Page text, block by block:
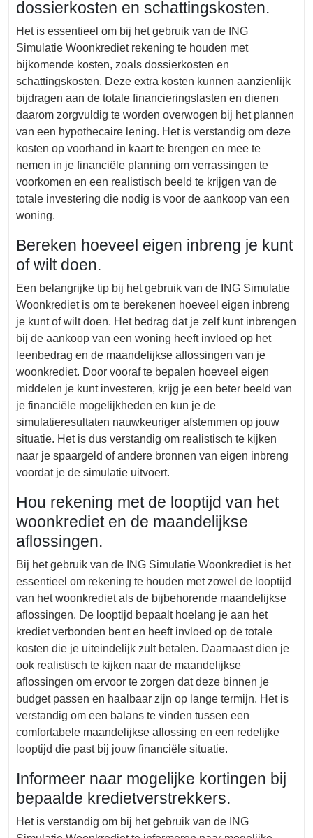
dossierkosten en schattingskosten.
Het is essentieel om bij het gebruik van de ING
Simulatie Woonkrediet rekening te houden met
bijkomende kosten, zoals dossierkosten en
schattingskosten. Deze extra kosten kunnen aanzienlijk
bijdragen aan de totale financieringslasten en dienen
daarom zorgvuldig te worden overwogen bij het plannen
van een hypothecaire lening. Het is verstandig om deze
kosten op voorhand in kaart te brengen en mee te
nemen in je financiële planning om verrassingen te
voorkomen en een realistisch beeld te krijgen van de
totale investering die nodig is voor de aankoop van een
woning.
Bereken hoeveel eigen inbreng je kunt
of wilt doen.
Een belangrijke tip bij het gebruik van de ING Simulatie
Woonkrediet is om te berekenen hoeveel eigen inbreng
je kunt of wilt doen. Het bedrag dat je zelf kunt inbrengen
bij de aankoop van een woning heeft invloed op het
leenbedrag en de maandelijkse aflossingen van je
woonkrediet. Door vooraf te bepalen hoeveel eigen
middelen je kunt investeren, krijg je een beter beeld van
je financiële mogelijkheden en kun je de
simulatieresultaten nauwkeuriger afstemmen op jouw
situatie. Het is dus verstandig om realistisch te kijken
naar je spaargeld of andere bronnen van eigen inbreng
voordat je de simulatie uitvoert.
Hou rekening met de looptijd van het
woonkrediet en de maandelijkse
aflossingen.
Bij het gebruik van de ING Simulatie Woonkrediet is het
essentieel om rekening te houden met zowel de looptijd
van het woonkrediet als de bijbehorende maandelijkse
aflossingen. De looptijd bepaalt hoelang je aan het
krediet verbonden bent en heeft invloed op de totale
kosten die je uiteindelijk zult betalen. Daarnaast dien je
ook realistisch te kijken naar de maandelijkse
aflossingen om ervoor te zorgen dat deze binnen je
budget passen en haalbaar zijn op lange termijn. Het is
verstandig om een balans te vinden tussen een
comfortabele maandelijkse aflossing en een redelijke
looptijd die past bij jouw financiële situatie.
Informeer naar mogelijke kortingen bij
bepaalde kredietverstrekkers.
Het is verstandig om bij het gebruik van de ING